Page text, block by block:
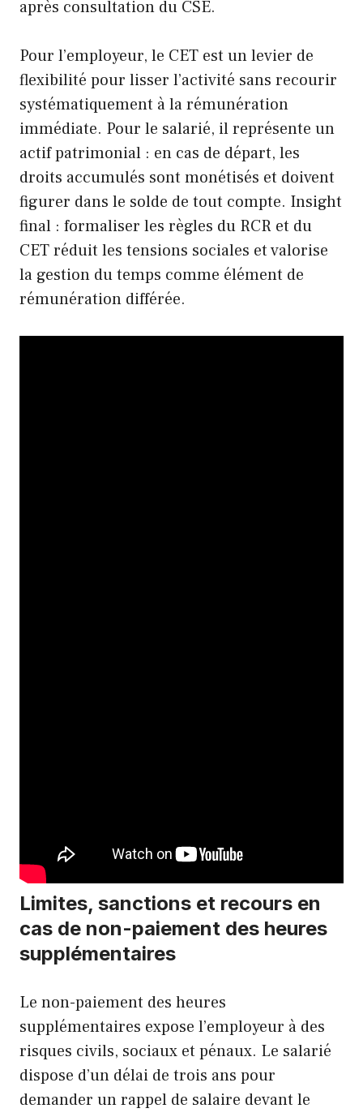
après consultation du CSE.
Pour l’employeur, le CET est un levier de
flexibilité pour lisser l’activité sans recourir
systématiquement à la rémunération
immédiate. Pour le salarié, il représente un
actif patrimonial : en cas de départ, les
droits accumulés sont monétisés et doivent
figurer dans le solde de tout compte. Insight
final : formaliser les règles du RCR et du
CET réduit les tensions sociales et valorise
la gestion du temps comme élément de
rémunération différée.
Limites, sanctions et recours en
cas de non-paiement des heures
supplémentaires
Le non-paiement des heures
supplémentaires expose l’employeur à des
risques civils, sociaux et pénaux. Le salarié
dispose d’un délai de trois ans pour
demander un rappel de salaire devant le